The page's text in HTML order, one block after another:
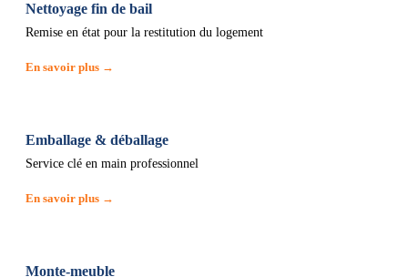
Nettoyage fin de bail
Remise en état pour la restitution du logement
En savoir plus →
Emballage & déballage
Service clé en main professionnel
En savoir plus →
Monte-meuble